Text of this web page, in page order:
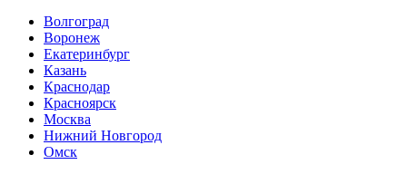
Волгоград
Воронеж
Екатеринбург
Казань
Краснодар
Красноярск
Москва
Нижний Новгород
Омск